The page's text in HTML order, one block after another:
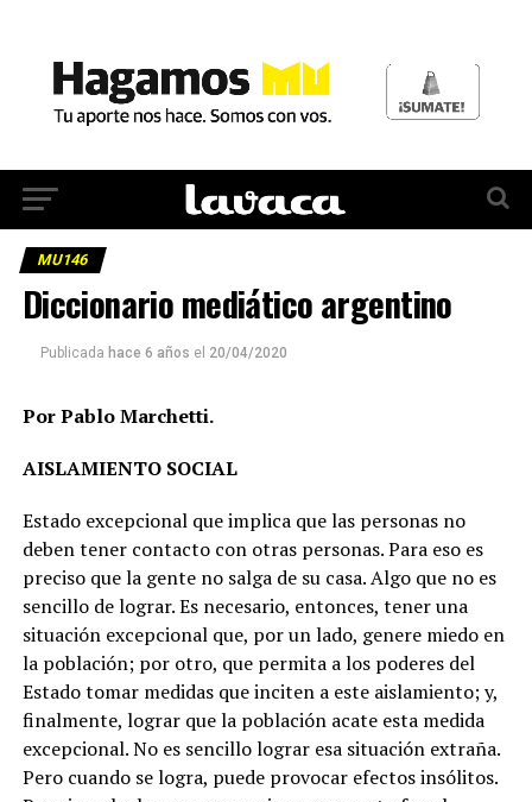
MU146
Diccionario mediático argentino
Publicada hace 6 años el 20/04/2020
Por Pablo Marchetti.
AISLAMIENTO SOCIAL
Estado excepcional que implica que las personas no
deben tener contacto con otras personas. Para eso es
preciso que la gente no salga de su casa. Algo que no es
sencillo de lograr. Es necesario, entonces, tener una
situación excepcional que, por un lado, genere miedo en
la población; por otro, que permita a los poderes del
Estado tomar medidas que inciten a este aislamiento; y,
finalmente, lograr que la población acate esta medida
excepcional. No es sencillo lograr esa situación extraña.
Pero cuando se logra, puede provocar efectos insólitos.